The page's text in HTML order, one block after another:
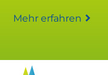
Mehr erfahren